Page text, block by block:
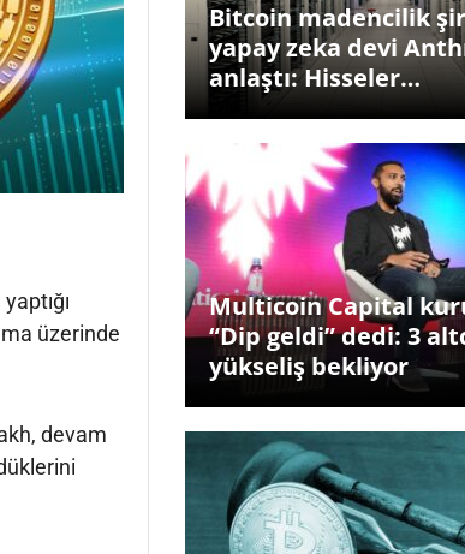
üzerinde
devam
Bitcoin madencilik
yapay zeka devi
anlaştı: Hisseler…
Multicoin Capital
“Dip geldi” dedi: 3
yükseliş bekliyor